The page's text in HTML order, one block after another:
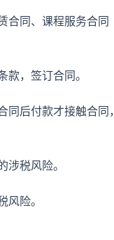
同、课程服务合同
，签订合同。
后付款才接触合同，
税风险。
险。